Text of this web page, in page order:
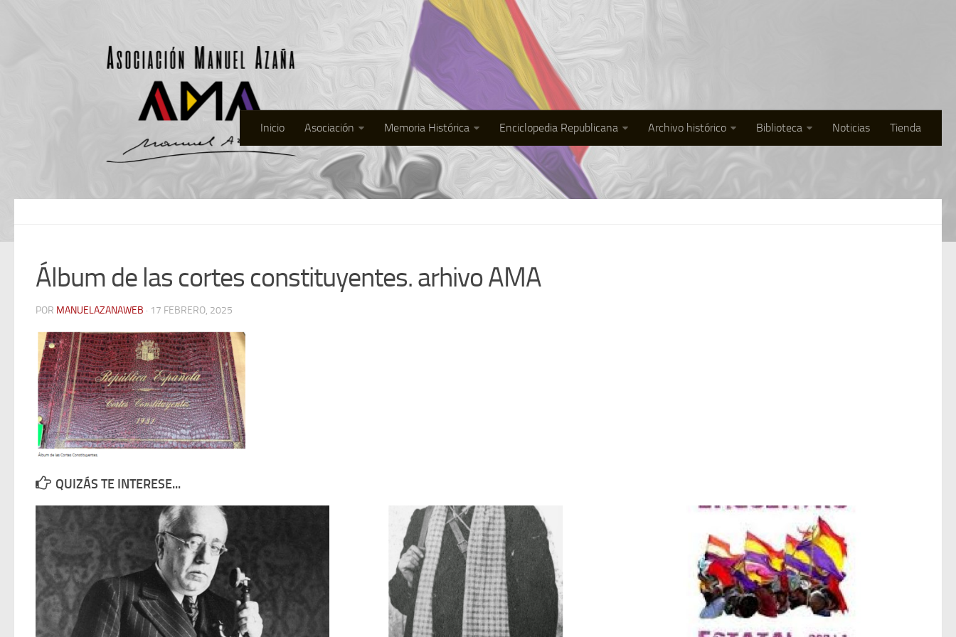
Inicio Asociación Memoria Histórica Enciclopedia Republicana Archivo histórico Biblioteca Noticias Tienda
Álbum de las cortes constituyentes. arhivo AMA
POR MANUELAZANAWEB · 17 FEBRERO, 2025
QUIZÁS TE INTERESE...